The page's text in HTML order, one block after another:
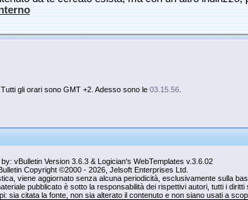
Tutti gli orari sono GMT +2. Adesso sono le 03.15.56.
vBulletin Version 3.6.3 & Logician's WebTemplates v.3.6.02
Copyright ©2000 - 2026, Jelsoft Enterprises Ltd.
viene aggiornato senza alcuna periodicità, esclusivamente sulla
pubblicato è sotto la responsabilità dei rispettivi autori, tutti i
sia citata la fonte, non sia alterato il contenuto e non siano usati a